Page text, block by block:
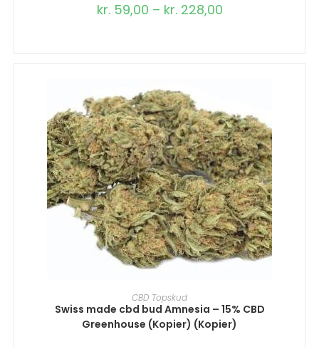
kr.59,00 – kr.228,00
VÆLG MULIGHEDER
CBD Topskud
Swiss made cbd bud Amnesia – 15% CBD
Greenhouse (Kopier) (Kopier)